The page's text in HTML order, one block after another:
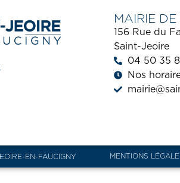
MAIRIE
156 Rue du
Saint-Jeoire
04 50 35
Nos
EN-FAUCIGNY MENTIONS